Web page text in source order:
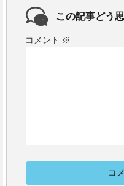
この記事どう
コメント ※